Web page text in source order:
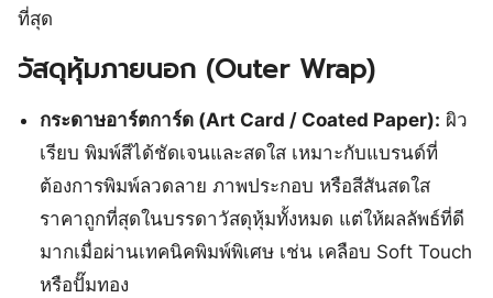
ที่สุด
วัสดุหุ้มภายนอก (Outer Wrap)
กระดาษอาร์ตการ์ด (Art Card / Coated Paper): ผิว
เรียบ พิมพ์สีได้ชัดเจนและสดใส เหมาะกับแบรนด์ที่
ต้องการพิมพ์ลวดลาย ภาพประกอบ หรือสีสันสดใส
ราคาถูกที่สุดในบรรดาวัสดุหุ้มทั้งหมด แต่ให้ผลลัพธ์ที่ดี
มากเมื่อผ่านเทคนิคพิมพ์พิเศษ เช่น เคลือบ Soft Touch
หรือปั๊มทอง